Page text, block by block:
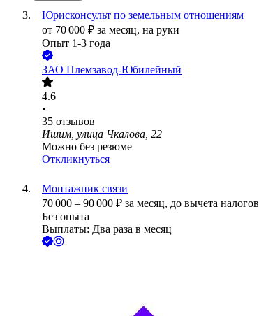
Юрисконсульт по земельным отношениям
от 70 000 ₽ за месяц, на руки
Опыт 1-3 года
ЗАО Племзавод-Юбилейный
4.6
•
35 отзывов
Ишим, улица Чкалова, 22
Можно без резюме
Откликнуться
Монтажник связи
70 000 – 90 000 ₽ за месяц, до вычета налогов
Без опыта
Выплаты: Два раза в месяц